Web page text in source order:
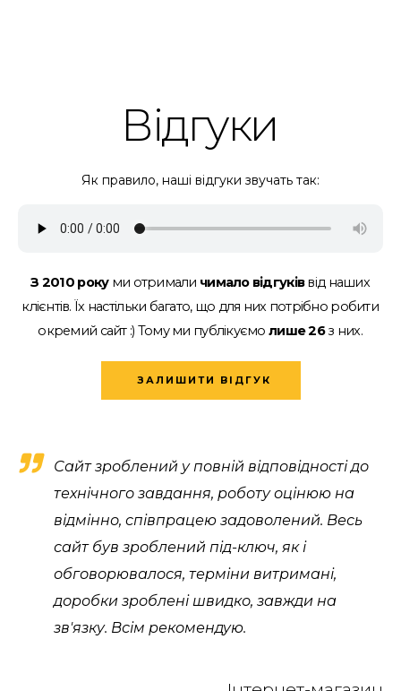
Відгуки
Як правило, наші відгуки звучать так:
З 2010 рокуми отримали чимало відгуківвід наших
клієнтів. Їх настільки багато, що для них потрібно робити
окремий сайт :) Тому ми публікуємолише 26з них.
ЗАЛИШИТИ ВІДГУК
Сайт зроблений у повній відповідності до
технічного завдання, роботу оцінюю на
відмінно, співпрацею задоволений. Весь
сайт був зроблений під-ключ, як і
обговорювалося, терміни витримані,
доробки зроблені швидко, завжди на
зв'язку. Всім рекомендую.